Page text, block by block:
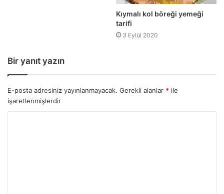
Kıymalı kol böreği yemeği
tarifi
3 Eylül 2020
Bir yanıt yazın
E-posta adresiniz yayınlanmayacak. Gerekli alanlar * ile
işaretlenmişlerdir